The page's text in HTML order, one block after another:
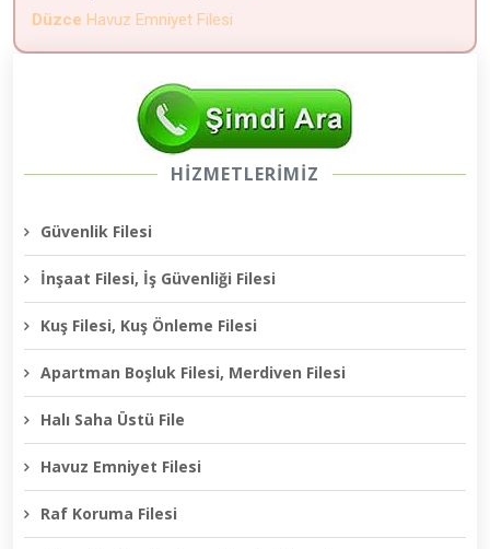
Düzce Havuz Emniyet Filesi
HİZMETLERİMİZ
Güvenlik Filesi
İnşaat Filesi, İş Güvenliği Filesi
Kuş Filesi, Kuş Önleme Filesi
Apartman Boşluk Filesi, Merdiven Filesi
Halı Saha Üstü File
Havuz Emniyet Filesi
Raf Koruma Filesi